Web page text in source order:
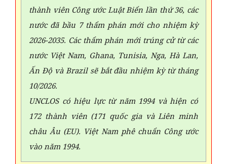
thành viên Công ước Luật Biển lần thứ 36, các
nước đã bầu 7 thẩm phán mới cho nhiệm kỳ
2026-2035. Các thẩm phán mới trúng cử từ các
nước Việt Nam, Ghana, Tunisia, Nga, Hà Lan,
Ấn Độ và Brazil sẽ bắt đầu nhiệm kỳ từ tháng
10/2026.
UNCLOS có hiệu lực từ năm 1994 và hiện có
172 thành viên (171 quốc gia và Liên minh
châu Âu (EU). Việt Nam phê chuẩn Công ước
vào năm 1994.